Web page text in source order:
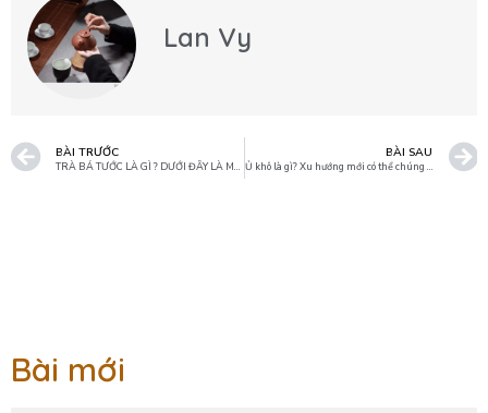
Lan Vy
BÀI TRƯỚC
TRÀ BÁ TƯỚC LÀ GÌ ? DƯỚI ĐÂY LÀ MỘT SỐ THÔNG TIN
BÀI SAU
Ủ khô là gì? Xu hướng mới có thể chúng ta chưa biết
Bài mới